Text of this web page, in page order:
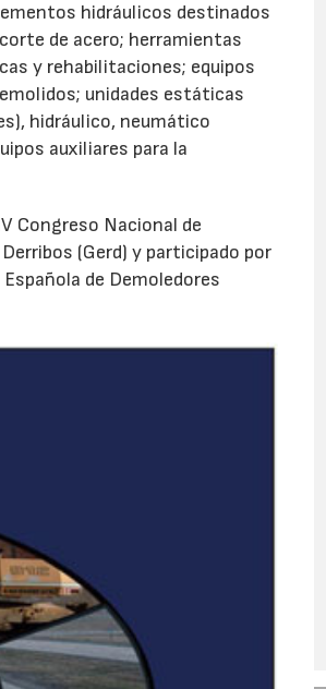
hidráulicos destinados
de acero; herramientas
y rehabilitaciones; equipos
unidades estáticas
hidráulico, neumático
auxiliares para la
Congreso Nacional de
(Gerd) y participado por
de Demoledores